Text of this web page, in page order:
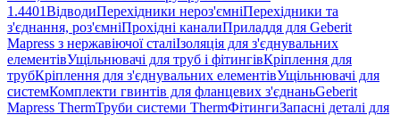
1.4401ВідводиПерехідники нероз'ємніПерехідники та
з'єднання, роз'ємніПрохідні каналиПриладдя для Geberit
Mapress з нержавіючої сталіІзоляція для з'єднувальних
елементівУщільнювачі для труб і фітингівКріплення для
трубКріплення для з'єднувальних елементівУщільнювачі для
системКомплекти гвинтів для фланцевих з'єднаньGeberit
Mapress ThermТруби системи ThermФітингиЗапасні деталі для